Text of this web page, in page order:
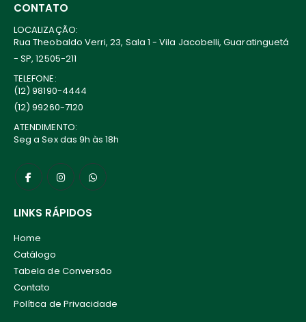
CONTATO
LOCALIZAÇÃO:
Rua Theobaldo Verri, 23, Sala 1 - Vila Jacobelli, Guaratinguetá
- SP, 12505-211
TELEFONE:
(12) 98190-4444
(12) 99260-7120
ATENDIMENTO:
Seg a Sex das 9h às 18h
LINKS RÁPIDOS
Home
Catálogo
Tabela de Conversão
Contato
Política de Privacidade